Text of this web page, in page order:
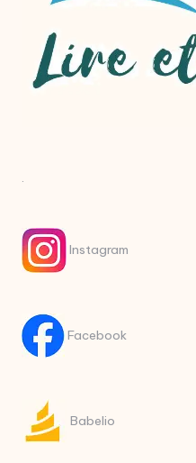
.
Instagram
Facebook
Babelio